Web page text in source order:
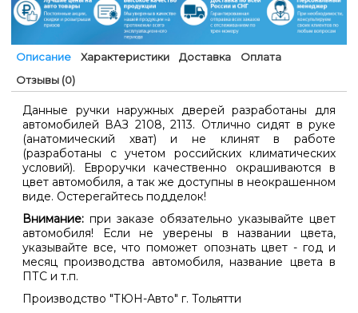
Описание Характеристики Доставка
Оплата
Отзывы (0)
Данные ручки наружных дверей разработаны для
автомобилей ВАЗ 2108, 2113. Отлично сидят в руке
(анатомический хват) и не клинят в работе
(разработаны с учетом российских климатических
условий). Евроручки качественно окрашиваются в
цвет автомобиля, а так же доступны в неокрашенном
виде. Остерегайтесь подделок!
Внимание: при заказе обязательно указывайте цвет
автомобиля! Если не уверены в названии цвета,
указывайте все, что поможет опознать цвет - год и
месяц производства автомобиля, название цвета в
ПТС и т.п.
Производство "ТЮН-Авто" г. Тольятти